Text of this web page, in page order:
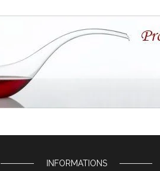
INFORMATIONS